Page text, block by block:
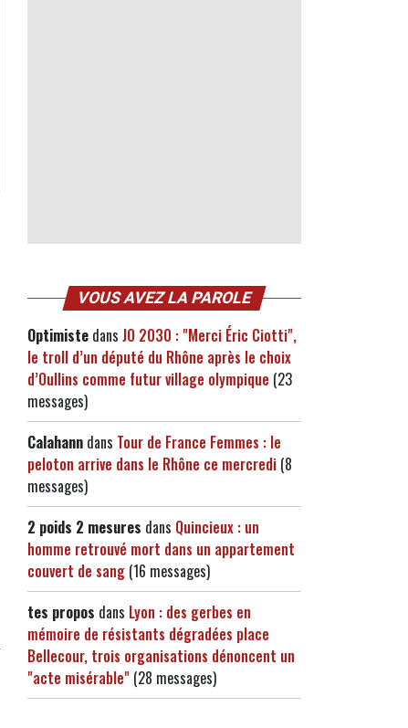
VOUS AVEZ LA PAROLE
Optimiste dans JO 2030 : "Merci Éric Ciotti",
le troll d’un député du Rhône après le choix
d’Oullins comme futur village olympique (23
messages)
Calahann dans Tour de France Femmes : le
peloton arrive dans le Rhône ce mercredi (8
messages)
2 poids 2 mesures dans Quincieux : un
homme retrouvé mort dans un appartement
couvert de sang (16 messages)
tes propos dans Lyon : des gerbes en
mémoire de résistants dégradées place
Bellecour, trois organisations dénoncent un
"acte misérable" (28 messages)